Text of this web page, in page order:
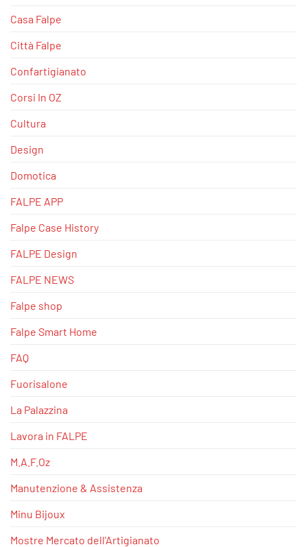
Casa Falpe
Città Falpe
Confartigianato
Corsi In OZ
Cultura
Design
Domotica
FALPE APP
Falpe Case History
FALPE Design
FALPE NEWS
Falpe shop
Falpe Smart Home
FAQ
Fuorisalone
La Palazzina
Lavora in FALPE
M.A.F.Oz
Manutenzione & Assistenza
Minu Bijoux
Mostre Mercato dell'Artigianato